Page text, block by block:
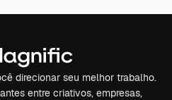
direcionar seu melhor trabalho.
entre criativos, empresas,